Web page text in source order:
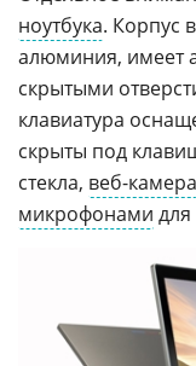
ноутбука. Корпус
алюминия, имеет
скрытыми
клавиатура
скрыты под
стекла, веб-камера
микрофонами